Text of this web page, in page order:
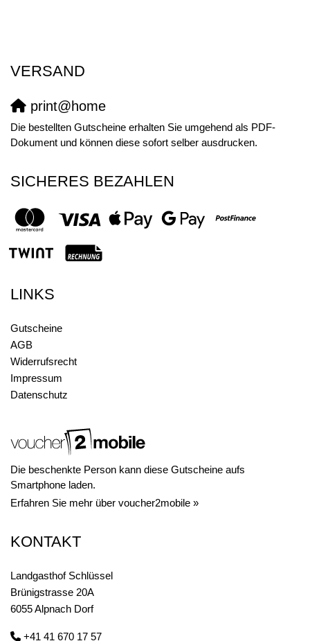
VERSAND
print@home
Die bestellten Gutscheine erhalten Sie umgehend als PDF-
Dokument und können diese sofort selber ausdrucken.
SICHERES BEZAHLEN
LINKS
Gutscheine
AGB
Widerrufsrecht
Impressum
Datenschutz
Die beschenkte Person kann diese Gutscheine aufs
Smartphone laden.
Erfahren Sie mehr über voucher2mobile »
KONTAKT
Landgasthof Schlüssel
Brünigstrasse 20A
6055 Alpnach Dorf
+41 41 670 17 57